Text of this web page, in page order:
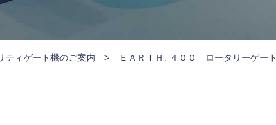
ティゲート機のご案内 > ＥＡＲＴＨ. ４００ ロータリーゲート